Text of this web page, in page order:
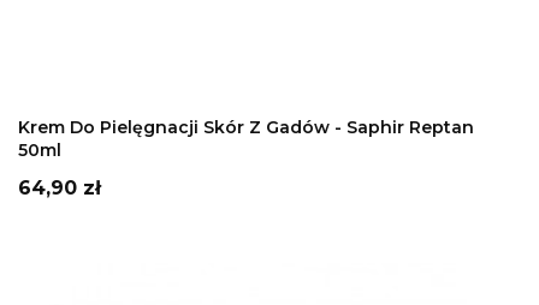
Krem Do Pielęgnacji Skór Z Gadów - Saphir Reptan
50ml
Cena
64,90 zł